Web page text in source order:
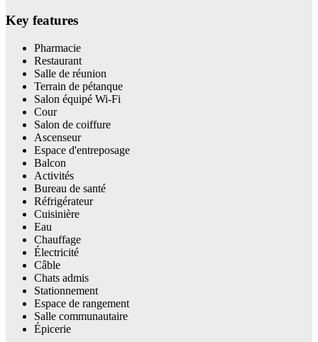
Key features
Pharmacie
Restaurant
Salle de réunion
Terrain de pétanque
Salon équipé Wi-Fi
Cour
Salon de coiffure
Ascenseur
Espace d'entreposage
Balcon
Activités
Bureau de santé
Réfrigérateur
Cuisinière
Eau
Chauffage
Électricité
Câble
Chats admis
Stationnement
Espace de rangement
Salle communautaire
Épicerie